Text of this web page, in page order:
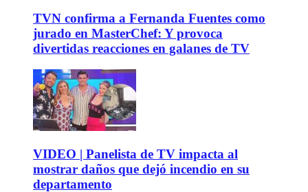
TVN confirma a Fernanda Fuentes como
jurado en MasterChef: Y provoca
divertidas reacciones en galanes de TV
VIDEO | Panelista de TV impacta al
mostrar daños que dejó incendio en su
departamento